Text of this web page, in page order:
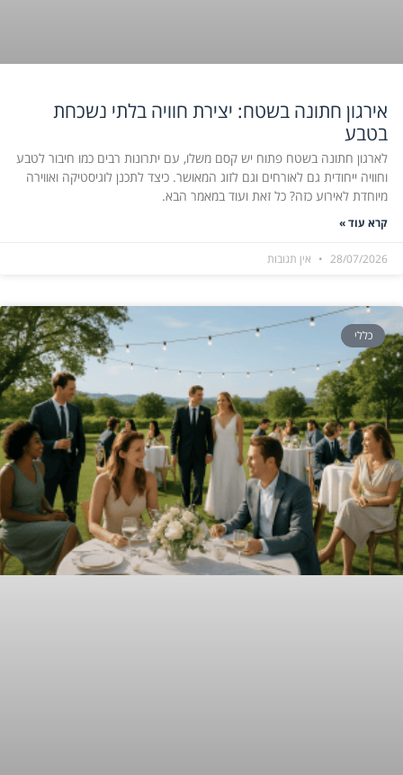
אירגון חתונה בשטח: יצירת חוויה בלתי נשכחת
בטבע
לארגון חתונה בשטח פתוח יש קסם משלו, עם יתרונות רבים כמו חיבור לטבע
וחוויה ייחודית גם לאורחים וגם לזוג המאושר. כיצד לתכנן לוגיסטיקה ואווירה
מיוחדת לאירוע כזה? כל זאת ועוד במאמר הבא.
קרא עוד »
28/07/2026 אין תגובות
כללי